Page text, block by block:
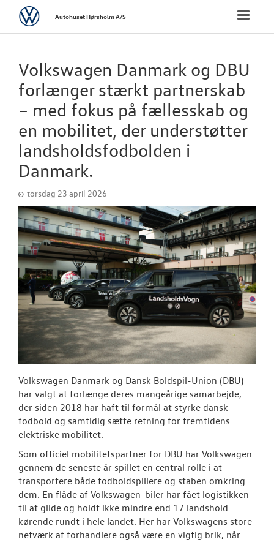
NYE
NYE VAREBILER
SKADECENTER
TILBEHØR
RESERVEDELE
NYHEDER
Tilmeld dig
Danmarks
Aktuelt
OM OS
Toggle
VolkswagenAutohuset Hørsholm A/S
Volkswagen Danmark og DBU
forlænger stærkt partnerskab
– med fokus på fællesskab og
en mobilitet, der understøtter
landsholdsfodbolden i
Danmark.
torsdag 23 april 2026
Volkswagen Danmark og Dansk Boldspil-Union (DBU)
har valgt at forlænge deres mangeårige samarbejde,
der siden 2018 har haft til formål at styrke dansk
fodbold og samtidig sætte retning for fremtidens
elektriske mobilitet.
Som officiel mobilitetspartner for DBU har Volkswagen
gennem de seneste år spillet en central rolle i at
transportere både fodboldspillere og staben omkring
dem. En flåde af Volkswagen-biler har fået logistikken
til at glide og holdt ikke mindre end 17 landshold
kørende rundt i hele landet. Her har Volkswagens store
netværk af forhandlere også være en vigtig brik, når